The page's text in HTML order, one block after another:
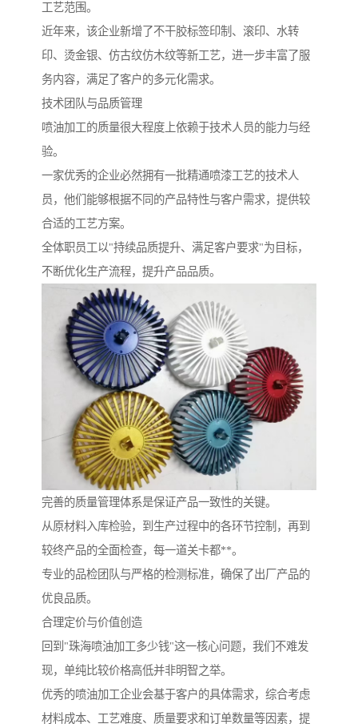
工艺范围。
近年来，该企业新增了不干胶标签印制、滚印、水转
印、烫金银、仿古纹仿木纹等新工艺，进一步丰富了服
务内容，满足了客户的多元化需求。
技术团队与品质管理
喷油加工的质量很大程度上依赖于技术人员的能力与经
验。
一家优秀的企业必然拥有一批精通喷漆工艺的技术人
员，他们能够根据不同的产品特性与客户需求，提供较
合适的工艺方案。
全体职员工以"持续品质提升、满足客户要求"为目标，
不断优化生产流程，提升产品品质。
完善的质量管理体系是保证产品一致性的关键。
从原材料入库检验，到生产过程中的各环节控制，再到
较终产品的全面检查，每一道关卡都**。
专业的品检团队与严格的检测标准，确保了出厂产品的
优良品质。
合理定价与价值创造
回到"珠海喷油加工多少钱"这一核心问题，我们不难发
现，单纯比较价格高低并非明智之举。
优秀的喷油加工企业会基于客户的具体需求，综合考虑
材料成本、工艺难度、质量要求和订单数量等因素，提